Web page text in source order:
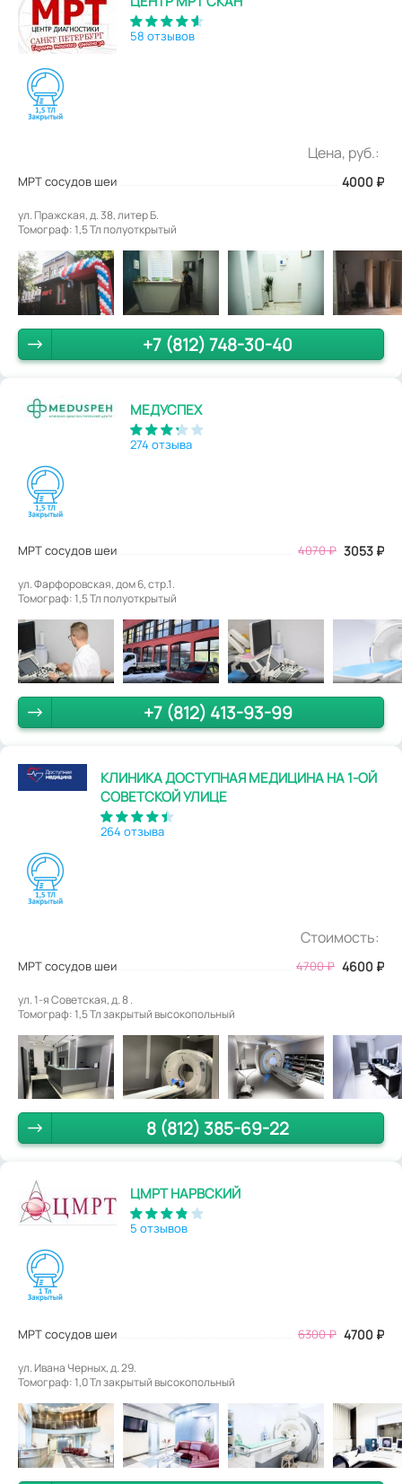
58 отзывов
Цена, руб.:
МРТ сосудов шеи 4000 ₽
ул. Пражская, д. 38, литер Б.
Томограф: 1,5 Тл полуоткрытый
+7 (812) 748-30-40
МЕДУСПЕХ
274 отзыва
МРТ сосудов шеи 4070₽ 3053 ₽
ул. Фарфоровская, дом 6, стр.1.
Томограф: 1,5 Тл полуоткрытый
+7 (812) 413-93-99
КЛИНИКА ДОСТУПНАЯ МЕДИЦИНА НА 1-ОЙ
СОВЕТСКОЙ УЛИЦЕ
264 отзыва
Стоимость:
МРТ сосудов шеи 4700₽ 4600 ₽
ул. 1-я Советская, д. 8 .
Томограф: 1,5 Тл закрытый высокопольный
8 (812) 385-69-22
ЦМРТ НАРВСКИЙ
5 отзывов
МРТ сосудов шеи 6300₽ 4700 ₽
ул. Ивана Черных, д. 29.
Томограф: 1,0 Тл закрытый высокопольный